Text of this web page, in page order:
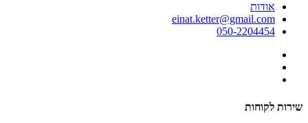
אודות
einat.ketter@gmail.com
050-2204454
שירות לקוחות